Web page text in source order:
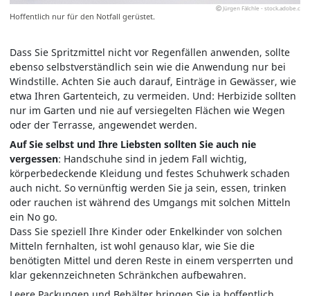
Jürgen Fälchle - stock.adobe.c
Hoffentlich nur für den Notfall gerüstet.
Dass Sie Spritzmittel nicht vor Regenfällen anwenden, sollte
ebenso selbstverständlich sein wie die Anwendung nur bei
Windstille. Achten Sie auch darauf, Einträge in Gewässer, wie
etwa Ihren Gartenteich, zu vermeiden. Und: Herbizide sollten
nur im Garten und nie auf versiegelten Flächen wie Wegen
oder der Terrasse, angewendet werden.
Auf Sie selbst und Ihre Liebsten sollten Sie auch nie
vergessen: Handschuhe sind in jedem Fall wichtig,
körperbedeckende Kleidung und festes Schuhwerk schaden
auch nicht. So vernünftig werden Sie ja sein, essen, trinken
oder rauchen ist während des Umgangs mit solchen Mitteln
ein No go.
Dass Sie speziell Ihre Kinder oder Enkelkinder von solchen
Mitteln fernhalten, ist wohl genauso klar, wie Sie die
benötigten Mittel und deren Reste in einem versperrten und
klar gekennzeichneten Schränkchen aufbewahren.